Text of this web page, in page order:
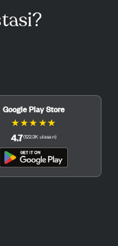
Google Play Store
★★★ ★★
4.7(122.3K ulasan)